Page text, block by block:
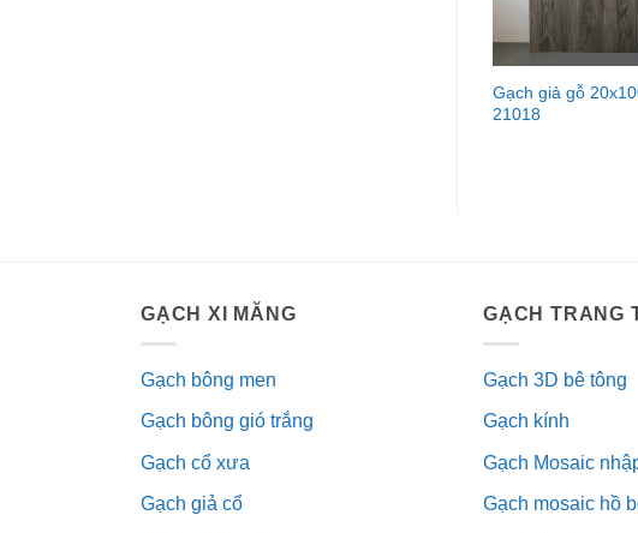
Gạch giả gỗ
21018
GẠCH XI MĂNG
Gạch bông men
Gạch bông gió trắng
Gạch cổ xưa
Gạch giả cổ
GẠCH TRANG
Gạch 3D bê tông
Gạch kính
Gạch Mosaic
Gạch mosaic hồ